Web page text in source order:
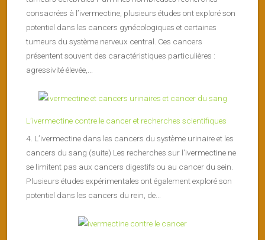
consacrées à l’ivermectine, plusieurs études ont exploré son
potentiel dans les cancers gynécologiques et certaines
tumeurs du système nerveux central. Ces cancers
présentent souvent des caractéristiques particulières :
agressivité élevée,...
L’ivermectine contre le cancer et recherches scientifiques
4. L’ivermectine dans les cancers du système urinaire et les
cancers du sang (suite) Les recherches sur l’ivermectine ne
se limitent pas aux cancers digestifs ou au cancer du sein.
Plusieurs études expérimentales ont également exploré son
potentiel dans les cancers du rein, de...